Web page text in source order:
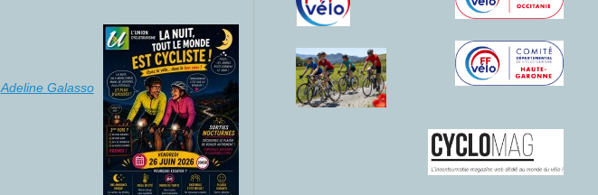
Adeline Galasso